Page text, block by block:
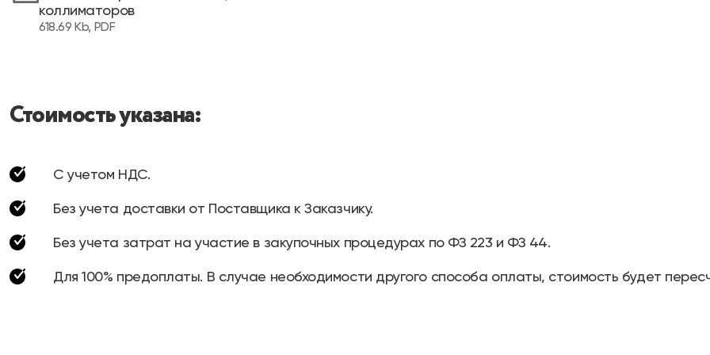
коллиматоров
618.69 Kb, PDF
Стоимость указана:
С учетом НДС.
Без учета доставки от Поставщика к Заказчику.
Без учета затрат на участие в закупочных процедурах по ФЗ 223 и ФЗ 44.
Для 100% предоплаты. В случае необходимости другого способа оплаты, стоимость будет